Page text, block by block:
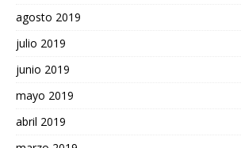
agosto 2019
julio 2019
junio 2019
mayo 2019
abril 2019